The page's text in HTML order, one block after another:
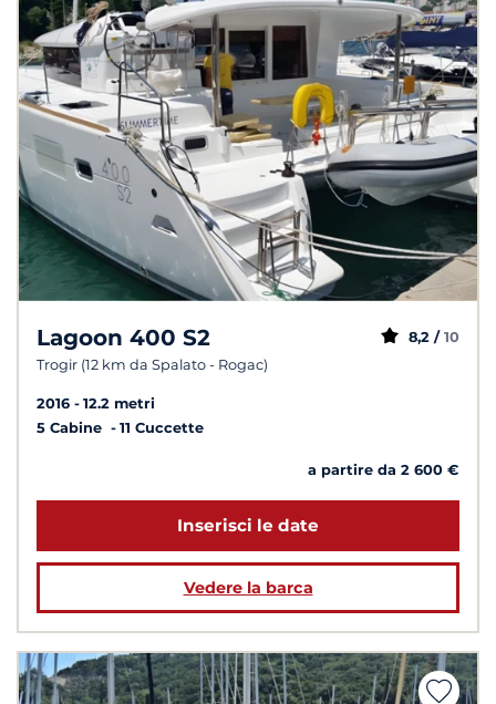
Lagoon 400 S2
Trogir (12 km da Spalato - Rogac)
8,2 / 10
2016
12.2 metri
5 Cabine
11 Cuccette
a partire da 2 600 €
Inserisci le date
Vedere la barca